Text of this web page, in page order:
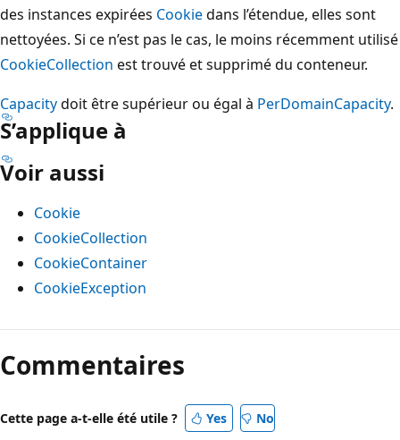
des instances expirées Cookiedans l’étendue, elles sont
nettoyées. Si ce n’est pas le cas, le moins récemment utilisé
CookieCollection est trouvé et supprimé du conteneur.
Capacitydoit être supérieur ou égal à PerDomainCapacity.
S’applique à
Voir aussi
Cookie
CookieCollection
CookieContainer
CookieException
Mode
lecture
désactivé
Commentaires
Cette page a-t-elle été utile ? Yes No